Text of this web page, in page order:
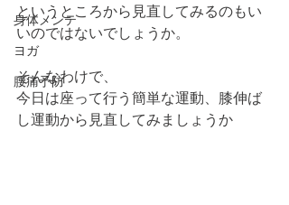
身体メンテ
ヨガ
腰痛予防
というところから見直してみるのもい
いのではないでしょうか。
そんなわけで、
今日は座って行う簡単な運動、膝伸ば
し運動から見直してみましょうか